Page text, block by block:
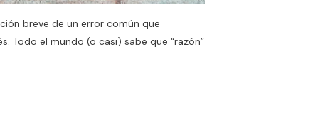
breve de un error común que
Todo el mundo (o casi) sabe que “razón”